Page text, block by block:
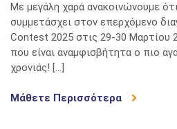
Με μεγάλη χαρά ανακοινώνουμε
συμμετάσχει στον επερχόμενο
Contest 2025 στις 29-30 Μαρτίου
που είναι αναμφισβήτητα ο πιο
χρονιάς! […]
Μάθετε Περισσότερα